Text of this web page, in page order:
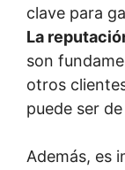
clave para
La
son
otros
puede ser
Además, es